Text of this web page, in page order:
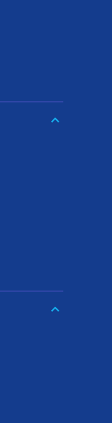
keyboard_arrow_down
keyboard_arrow_down